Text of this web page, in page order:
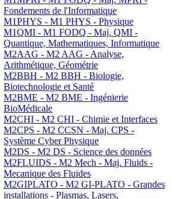
Fondements de l'Informatique
M1PHYS - M1 PHYS - Physique
M1QMI - M1 FODQ - Maj. QMI -
Quantique, Mathematiques, Informatique
M2AAG - M2 AAG - Analyse,
Arithmétique, Géométrie
M2BBH - M2 BBH - Biologie,
Biotechnologie et Santé
M2BME - M2 BME - Ingénierie
BioMédicale
M2CHI - M2 CHI - Chimie et Interfaces
M2CPS - M2 CCSN - Maj. CPS -
Système Cyber Physique
M2DS - M2 DS - Science des données
M2FLUIDS - M2 Mech - Maj. Fluids -
Mecanique des Fluides
M2GIPLATO - M2 GI-PLATO - Grandes
installations - Plasmas, Lasers,